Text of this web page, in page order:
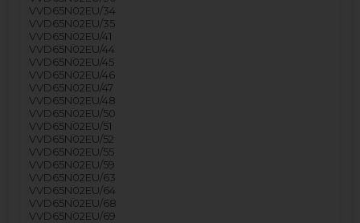
VVD65N02EU/34
VVD65N02EU/35
VVD65N02EU/41
VVD65N02EU/44
VVD65N02EU/45
VVD65N02EU/46
VVD65N02EU/47
VVD65N02EU/48
VVD65N02EU/50
VVD65N02EU/51
VVD65N02EU/52
VVD65N02EU/55
VVD65N02EU/59
VVD65N02EU/63
VVD65N02EU/64
VVD65N02EU/68
VVD65N02EU/69